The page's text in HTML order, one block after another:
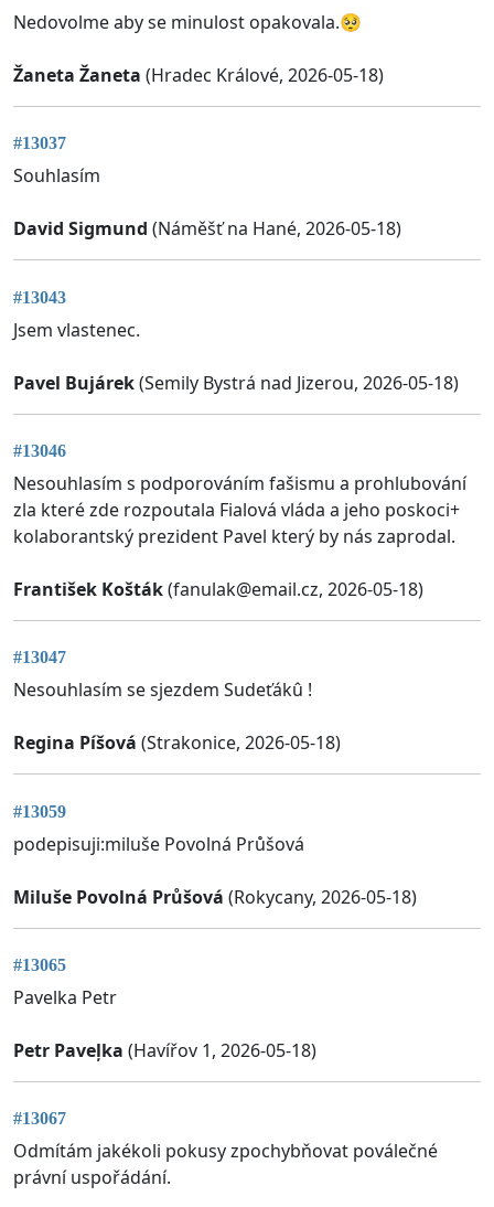
Nedovolme aby se minulost opakovala.🥺
Žaneta Žaneta (Hradec Králové, 2026-05-18)
#13037
Souhlasím
David Sigmund (Náměšť na Hané, 2026-05-18)
#13043
Jsem vlastenec.
Pavel Bujárek(Semily Bystrá nad Jizerou, 2026-05-18)
#13046
Nesouhlasím s podporováním fašismu a prohlubování
zla které zde rozpoutala Fialová vláda a jeho poskoci+
kolaborantský prezident Pavel který by nás zaprodal.
František Košták(fanulak@email.cz, 2026-05-18)
#13047
Nesouhlasím se sjezdem Sudeťákû !
Regina Píšová (Strakonice, 2026-05-18)
#13059
podepisuji:miluše Povolná Průšová
Miluše Povolná Průšová (Rokycany, 2026-05-18)
#13065
Pavelka Petr
Petr Paveļka (Havířov 1, 2026-05-18)
#13067
Odmítám jakékoli pokusy zpochybňovat poválečné
právní uspořádání.